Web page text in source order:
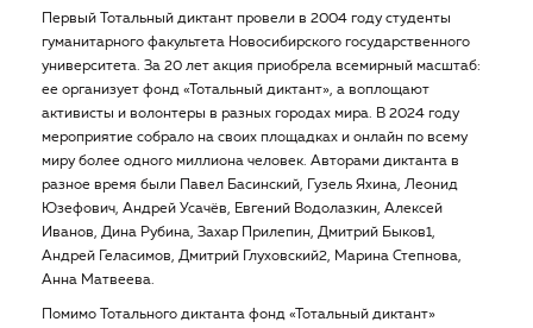
Первый Тотальный диктант провели в 2004 году студенты
гуманитарного факультета Новосибирского государственного
университета. За 20 лет акция приобрела всемирный масштаб:
ее организует фонд «Тотальный диктант», а воплощают
активисты и волонтеры в разных городах мира. В 2024 году
мероприятие собрало на своих площадках и онлайн по всему
миру более одного миллиона человек. Авторами диктанта в
разное время были Павел Басинский, Гузель Яхина, Леонид
Юзефович, Андрей Усачёв, Евгений Водолазкин, Алексей
Иванов, Дина Рубина, Захар Прилепин, Дмитрий Быков1,
Андрей Геласимов, Дмитрий Глуховский2, Марина Степнова,
Анна Матвеева.
Помимо Тотального диктанта фонд «Тотальный диктант»